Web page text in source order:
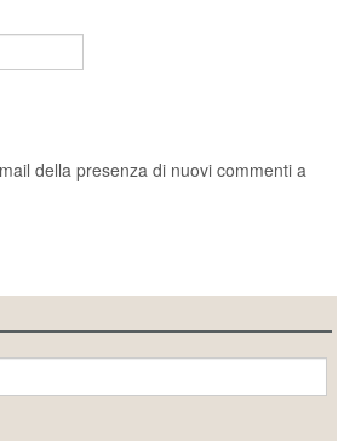
della presenza di nuovi commenti a